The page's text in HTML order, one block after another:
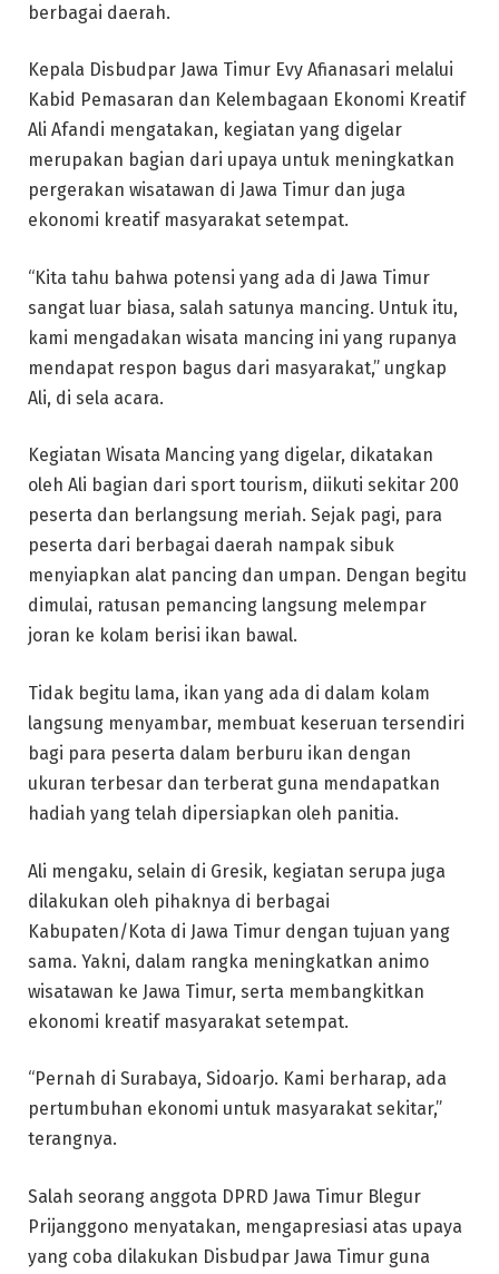
berbagai daerah.
Kepala Disbudpar Jawa Timur Evy Afianasari melalui
Kabid Pemasaran dan Kelembagaan Ekonomi Kreatif
Ali Afandi mengatakan, kegiatan yang digelar
merupakan bagian dari upaya untuk meningkatkan
pergerakan wisatawan di Jawa Timur dan juga
ekonomi kreatif masyarakat setempat.
“Kita tahu bahwa potensi yang ada di Jawa Timur
sangat luar biasa, salah satunya mancing. Untuk itu,
kami mengadakan wisata mancing ini yang rupanya
mendapat respon bagus dari masyarakat,” ungkap
Ali, di sela acara.
Kegiatan Wisata Mancing yang digelar, dikatakan
oleh Ali bagian dari sport tourism, diikuti sekitar 200
peserta dan berlangsung meriah. Sejak pagi, para
peserta dari berbagai daerah nampak sibuk
menyiapkan alat pancing dan umpan. Dengan begitu
dimulai, ratusan pemancing langsung melempar
joran ke kolam berisi ikan bawal.
Tidak begitu lama, ikan yang ada di dalam kolam
langsung menyambar, membuat keseruan tersendiri
bagi para peserta dalam berburu ikan dengan
ukuran terbesar dan terberat guna mendapatkan
hadiah yang telah dipersiapkan oleh panitia.
Ali mengaku, selain di Gresik, kegiatan serupa juga
dilakukan oleh pihaknya di berbagai
Kabupaten/Kota di Jawa Timur dengan tujuan yang
sama. Yakni, dalam rangka meningkatkan animo
wisatawan ke Jawa Timur, serta membangkitkan
ekonomi kreatif masyarakat setempat.
“Pernah di Surabaya, Sidoarjo. Kami berharap, ada
pertumbuhan ekonomi untuk masyarakat sekitar,”
terangnya.
Salah seorang anggota DPRD Jawa Timur Blegur
Prijanggono menyatakan, mengapresiasi atas upaya
yang coba dilakukan Disbudpar Jawa Timur guna